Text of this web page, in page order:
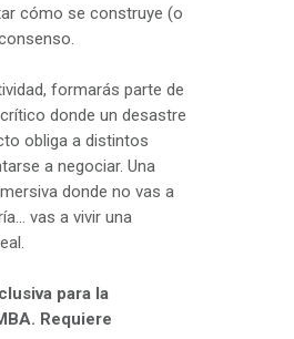
cómo se construye (o
formarás parte de
donde un desastre
obliga a distintos
a negociar. Una
donde no vas a
vas a vivir una
para la
Requiere